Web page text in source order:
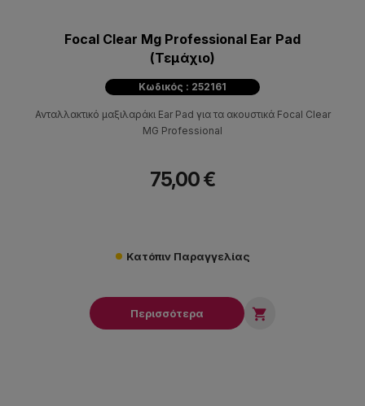
Focal Clear Mg Professional Ear Pad
(Τεμάχιο)
Κωδικός : 252161
Ανταλλακτικό μαξιλαράκι Ear Pad για τα ακουστικά Focal Clear
MG Professional
75,00 €
Κατόπιν Παραγγελίας
Περισσότερα 